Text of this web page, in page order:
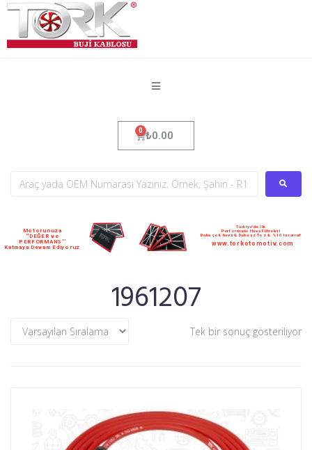
₺0.00
Motorunuza
''DEĞER ve
PERFORMANS''
Katmaya Devam Ediyoruz
Türkiye'de İlk
Performans Hava Filtreleri
Daha çok hava & Daha az Toz & %10 tasarruf
www.torkotomotiv.com
1961207
Tek bir sonuç gösteriliyor